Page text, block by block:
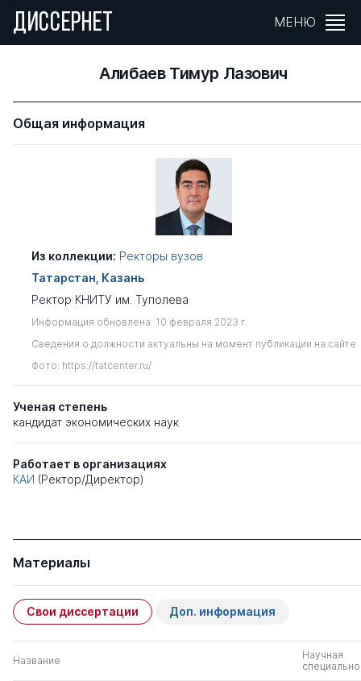
ДИССЕРНЕТ МЕНЮ
Алибаев Тимур Лазович
Общая информация
Из коллекции: Ректоры вузов
Татарстан, Казань
Ректор КНИТУ им. Туполева
Информация обновлена: 10 февраля 2023 г.
Сведения о должности актуальны на момент публикации на сайте
Фото: https://tatcenter.ru/
Ученая степень
кандидат экономических наук
Работает в организациях
КАИ (Ректор/Директор)
Материалы
Свои диссертации Доп. информация
Название
Научная